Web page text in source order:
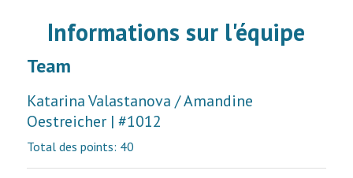
Informations sur l'équipe
Team
Katarina Valastanova / Amandine
Oestreicher | #1012
Total des points: 40